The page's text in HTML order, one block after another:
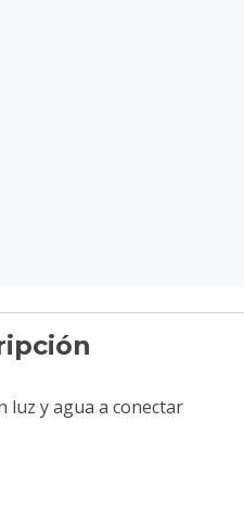
luz y agua a conectar